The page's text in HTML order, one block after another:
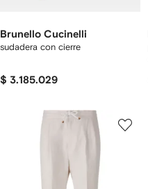
Brunello Cucinelli
sudadera con cierre
$ 3.185.029